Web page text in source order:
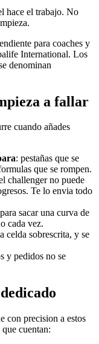
hace el trabajo. No
para coaches y
International. Los
denominan
a fallar
cuando añades
: pestañas que se
que se rompen.
challenger no puede
Te lo envia todo
sacar una curva de
cada vez.
celda sobrescrita, y se
y pedidos no se
con precision a estos
cuentan: